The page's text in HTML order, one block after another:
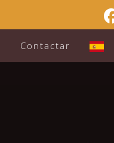
Contactar